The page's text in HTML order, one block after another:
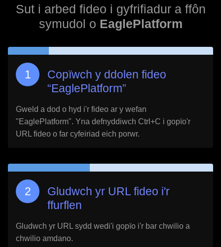
Sut i arbed fideo i gyfrifiadur a ffôn
symudol o EaglePlatform
Copïwch y ddolen fideo
“EaglePlatform”
Gweld a dod o hyd i'r fideo ar y wefan
"EaglePlatform". Yna defnyddiwch Ctrl+C i gopïo'r
URL fideo o far cyfeiriad eich porwr.
Gludwch yr URL fideo i'r
ffurflen
Gludwch yr URL sydd wedi'i gopïo i'r bar chwilio a
chwilio amdano.